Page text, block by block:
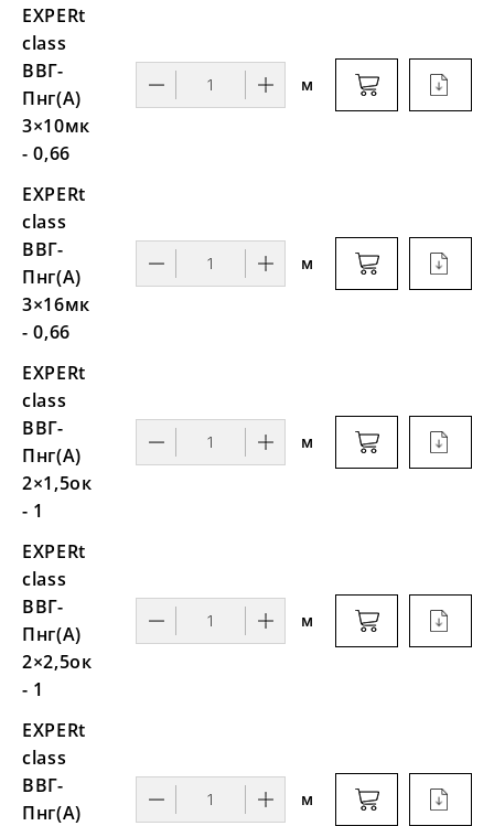
EXPERt
class
ВВГ-
Пнг(А)
3×10мк
- 0,66
м
EXPERt
class
ВВГ-
Пнг(А)
3×16мк
- 0,66
м
EXPERt
class
ВВГ-
Пнг(А)
2×1,5ок
- 1
м
EXPERt
class
ВВГ-
Пнг(А)
2×2,5ок
- 1
м
EXPERt
class
ВВГ-
Пнг(А)
м